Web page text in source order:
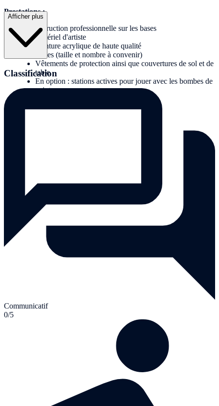
Prestations :
Instruction professionnelle sur les bases
Matériel d'artiste
Peinture acrylique de haute qualité
Toiles (taille et nombre à convenir)
Vêtements de protection ainsi que couvertures de sol et de
table
En option : stations actives pour jouer avec les bombes de
peinture
Afficher plus
Classification
Communicatif
0/5